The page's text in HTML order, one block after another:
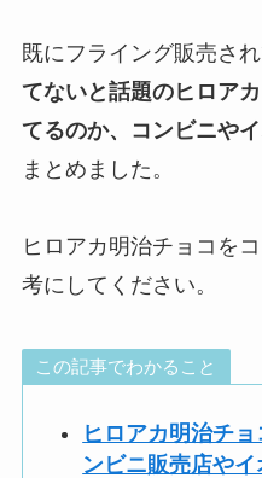
既にフライング販売さ
てないと話題のヒロア
てるのか、コンビニや
まとめました。
ヒロアカ明治チョコを
考にしてください。
この記事でわかること
ヒロアカ明治チ
ンビニ販売店や